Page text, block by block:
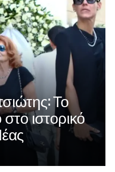
Το
στο ιστορικό